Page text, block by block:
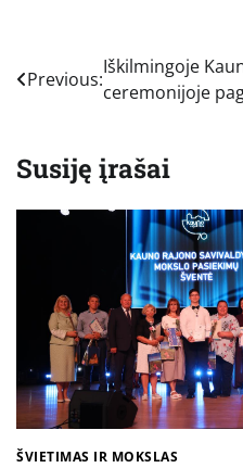
Navigacija
įrašų
Previous:
Iškilmingoje
ceremonijoje
Susiję įrašai
ŠVIETIMAS IR MOKSLAS